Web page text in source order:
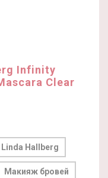
Infinity
Clear
Linda Hallberg
Макияж бровей